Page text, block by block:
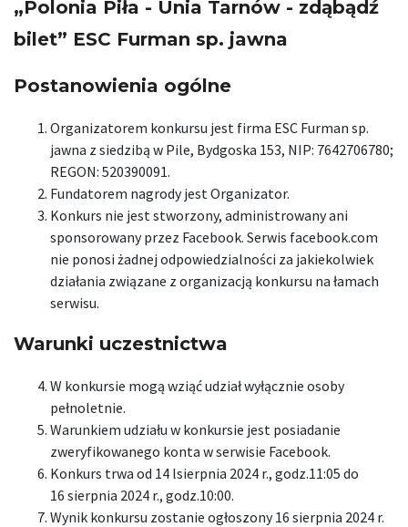
„Polonia Piła - Unia Tarnów - zdąbądź
bilet” ESC Furman sp. jawna
Postanowienia ogólne
Organizatorem konkursu jest firma ESC Furman sp.
jawna z siedzibą w Pile, Bydgoska 153, NIP: 7642706780;
REGON: 520390091.
Fundatorem nagrody jest Organizator.
Konkurs nie jest stworzony, administrowany ani
sponsorowany przez Facebook. Serwis facebook.com
nie ponosi żadnej odpowiedzialności za jakiekolwiek
działania związane z organizacją konkursu na łamach
serwisu.
Warunki uczestnictwa
W konkursie mogą wziąć udział wyłącznie osoby
pełnoletnie.
Warunkiem udziału w konkursie jest posiadanie
zweryfikowanego konta w serwisie Facebook.
Konkurs trwa od 14 lsierpnia 2024 r., godz.11:05 do
16 sierpnia 2024 r., godz.10:00.
Wynik konkursu zostanie ogłoszony 16 sierpnia 2024 r.